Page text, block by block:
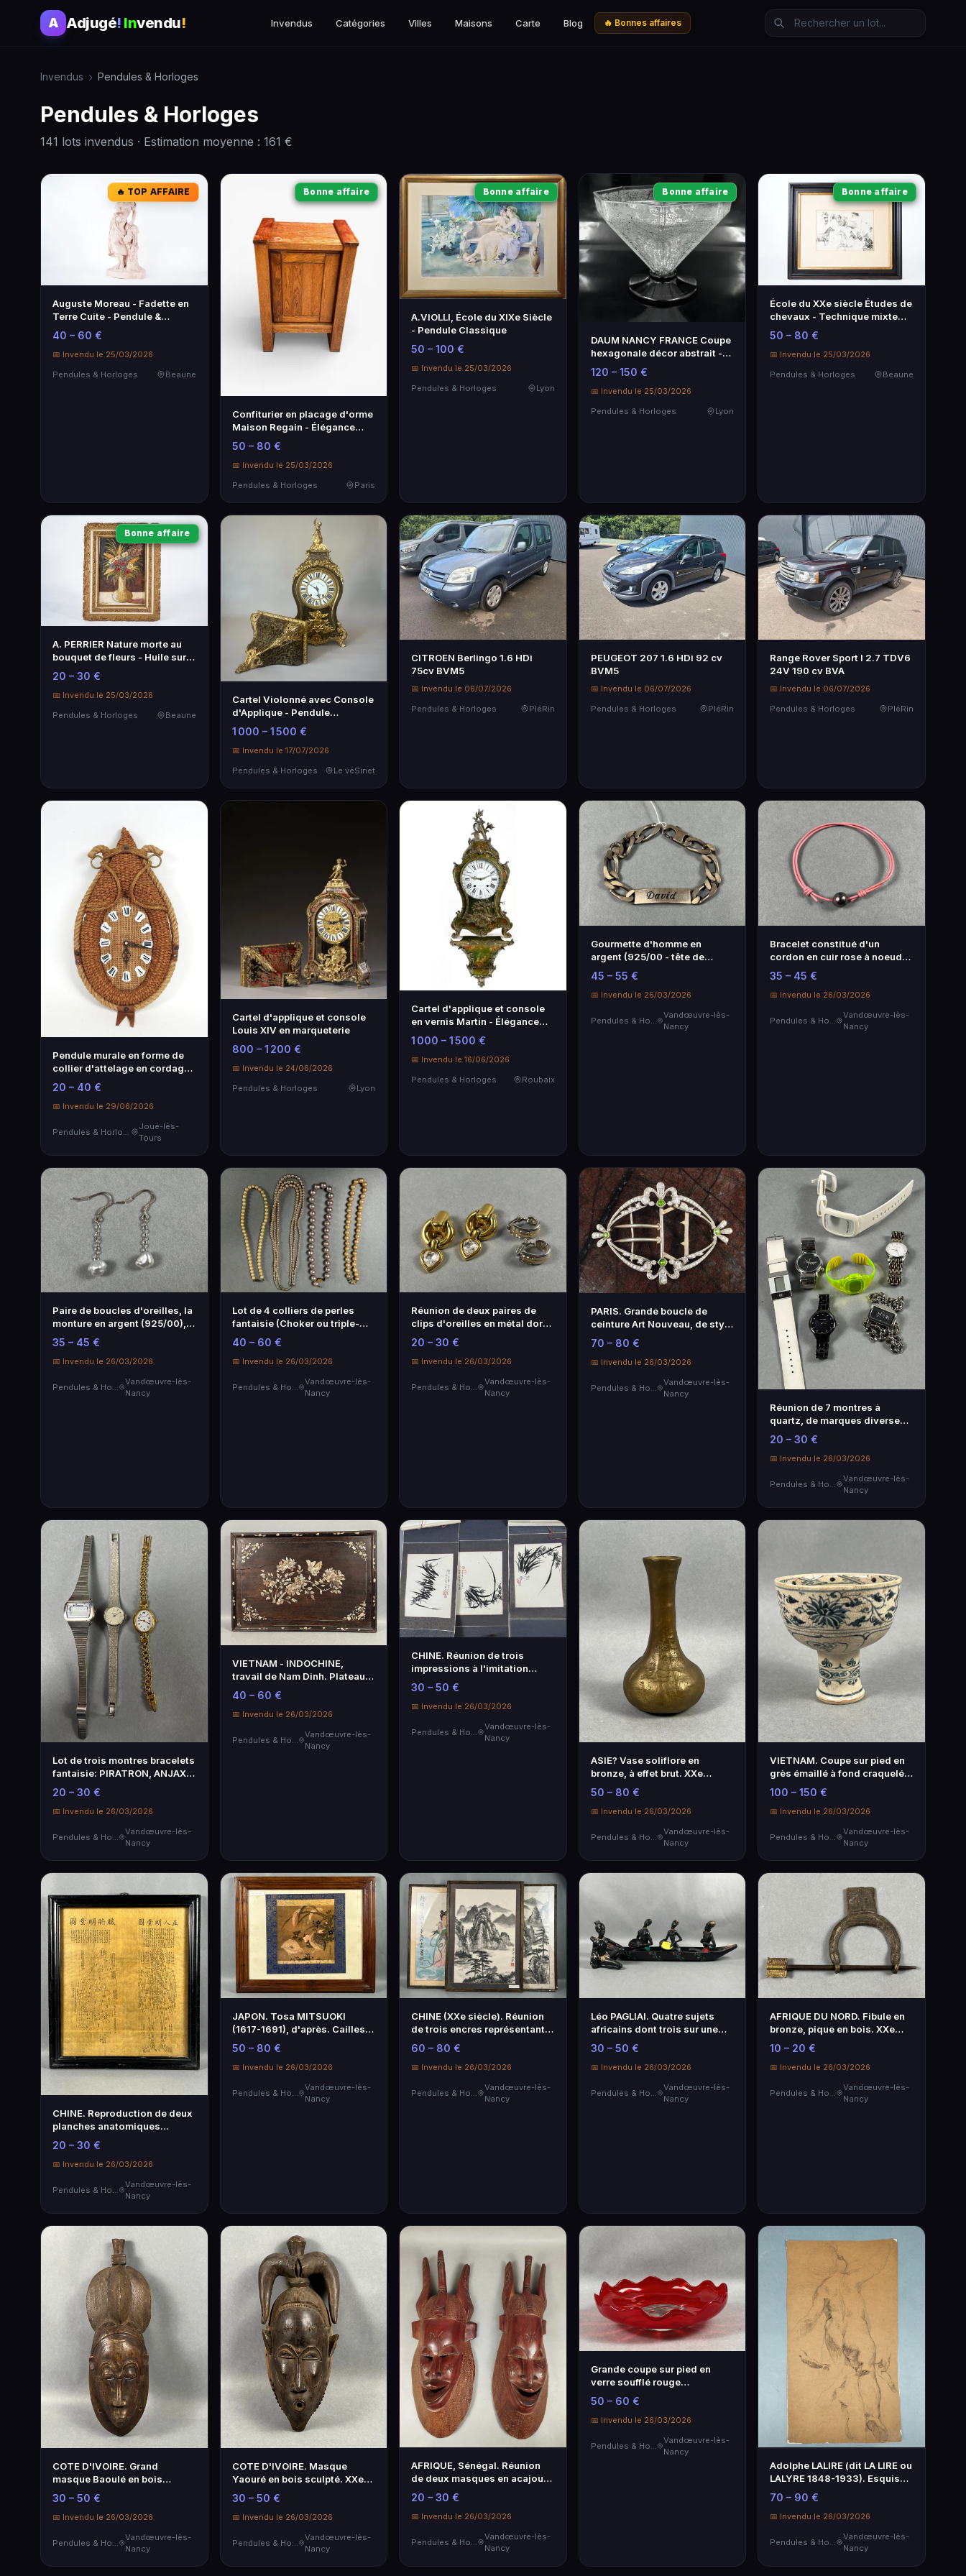
A Adjugé! Invendu! Invendus Catégories Villes Maisons Carte Blog 🔥 Bonnes affaires
Invendus Pendules & Horloges
Pendules & Horloges
141 lots invendus · Estimation moyenne : 161 €
🔥 TOP AFFAIRE
Auguste Moreau - Fadette en
Terre Cuite - Pendule &
Horloge
40 – 60 €
📅 Invendu le 25/03/2026
Pendules & Horloges
Beaune
Bonne affaire
Confiturier en placage d'orme
Maison Regain - Élégance
intemporelle
50 – 80 €
📅 Invendu le 25/03/2026
Pendules & Horloges
Paris
Bonne affaire
A.VIOLLI, École du XIXe Siècle
- Pendule Classique
50 – 100 €
📅 Invendu le 25/03/2026
Pendules & Horloges
Lyon
Bonne affaire
DAUM NANCY FRANCE Coupe
hexagonale décor abstrait -
Art verrier
120 – 150 €
📅 Invendu le 25/03/2026
Pendules & Horloges
Lyon
Bonne affaire
École du XXe siècle Études de
chevaux - Technique mixte
signée
50 – 80 €
📅 Invendu le 25/03/2026
Pendules & Horloges
Beaune
Bonne affaire
A. PERRIER Nature morte au
bouquet de fleurs - Huile sur
toile XXe
20 – 30 €
📅 Invendu le 25/03/2026
Pendules & Horloges
Beaune
Cartel Violonné avec Console
d'Applique - Pendule
Ancienne
1 000 – 1 500 €
📅 Invendu le 17/07/2026
Pendules & Horloges
Le véSinet
CITROEN Berlingo 1.6 HDi
75cv BVM5
📅 Invendu le 06/07/2026
Pendules & Horloges
PléRin
PEUGEOT 207 1.6 HDi 92 cv
BVM5
📅 Invendu le 06/07/2026
Pendules & Horloges
PléRin
Range Rover Sport I 2.7 TDV6
24V 190 cv BVA
📅 Invendu le 06/07/2026
Pendules & Horloges
PléRin
Pendule murale en forme de
collier d'attelage en cordage,
anneaux de laiton et plastique
blanc. 50 x 25 cm.
20 – 40 €
📅 Invendu le 29/06/2026
Joué-lès-
Tours
Cartel d'applique et console
Louis XIV en marqueterie
800 – 1 200 €
📅 Invendu le 24/06/2026
Pendules & Horloges
Lyon
Cartel d'applique et console
en vernis Martin - Élégance
classique
1 000 – 1 500 €
📅 Invendu le 16/06/2026
Pendules & Horloges
Roubaix
Gourmette d'homme en
argent (925/00 - tête de
Minerve détourée), à mailles
figaro. Long. 23 cm. Poids :
49,3 g.
45 – 55 €
📅 Invendu le 26/03/2026
Pendules & Horloges
Vandœuvre-lès-
Nancy
Bracelet constitué d'un
cordon en cuir rose à noeuds
coulissants, retenant une
perle grise de Tahiti. D. perle:
8/9 mm.
35 – 45 €
📅 Invendu le 26/03/2026
Pendules & Horloges
Vandœuvre-lès-
Nancy
Paire de boucles d'oreilles, la
monture en argent (925/00),
retenant chacune une perle
grise dite "Keshi" de Tahitii....
35 – 45 €
📅 Invendu le 26/03/2026
Pendules & Horloges
Vandœuvre-lès-
Nancy
Lot de 4 colliers de perles
fantaisie (Choker ou triple-
rangs). Fermoirs usés ou
accidentés.
40 – 60 €
📅 Invendu le 26/03/2026
Pendules & Horloges
Vandœuvre-lès-
Nancy
Réunion de deux paires de
clips d'oreilles en métal doré
ou argenté. L'une signée
AGATHA Paris.
20 – 30 €
📅 Invendu le 26/03/2026
Pendules & Horloges
Vandœuvre-lès-
Nancy
PARIS. Grande boucle de
ceinture Art Nouveau, de style
guirlande, en argent doré
(800/00 - sanglier) ornée de
strass....
70 – 80 €
📅 Invendu le 26/03/2026
Pendules & Horloges
Vandœuvre-lès-
Nancy
Réunion de 7 montres à
quartz, de marques diverses
(Louis PION, SWATCH, NIKE,
TABOO-TABOO, Jean-Paul
GAULTIER), la pl...
20 – 30 €
📅 Invendu le 26/03/2026
Pendules & Horloges
Vandœuvre-lès-
Nancy
Lot de trois montres bracelets
fantaisie: PIRATRON, ANJAX
et FONTENAY.
20 – 30 €
📅 Invendu le 26/03/2026
Pendules & Horloges
Vandœuvre-lès-
Nancy
VIETNAM - INDOCHINE,
travail de Nam Dinh. Plateau à
décor de nacre incrustée de
fleurs et de papillon. Petits
manques...
40 – 60 €
📅 Invendu le 26/03/2026
Pendules & Horloges
Vandœuvre-lès-
Nancy
CHINE. Réunion de trois
impressions à l'imitation
d'encres sur papier,
contrecollées et montées en
rouleaux. XXe sièc...
30 – 50 €
📅 Invendu le 26/03/2026
Pendules & Horloges
Vandœuvre-lès-
Nancy
ASIE? Vase soliflore en
bronze, à effet brut. XXe
siècle. H. = 19,5 cm.
50 – 80 €
📅 Invendu le 26/03/2026
Pendules & Horloges
Vandœuvre-lès-
Nancy
VIETNAM. Coupe sur pied en
grès émaillé à fond craquelé,
garnie à l'intérieur d'une
tortue en relief découvrant
une f...
100 – 150 €
📅 Invendu le 26/03/2026
Pendules & Horloges
Vandœuvre-lès-
Nancy
CHINE. Reproduction de deux
planches anatomiques
anciennes pour l'acupuncture.
Dim. feuille: 58,8 x 49,9 cm.
20 – 30 €
📅 Invendu le 26/03/2026
Pendules & Horloges
Vandœuvre-lès-
Nancy
JAPON. Tosa MITSUOKI
(1617-1691), d'après. Cailles,
criquet et millet.
Reproduction encadrée. 40,5
x 40,5 cm. (à vue)...
50 – 80 €
📅 Invendu le 26/03/2026
Pendules & Horloges
Vandœuvre-lès-
Nancy
CHINE (XXe siècle). Réunion
de trois encres représentant
notamment la rivière Huai He,
les anciens chemins de
Huashan...
60 – 80 €
📅 Invendu le 26/03/2026
Pendules & Horloges
Vandœuvre-lès-
Nancy
Léo PAGLIAI. Quatre sujets
africains dont trois sur une
pirogue en plâtre patiné et
peint. Les personnages
agrémentés...
30 – 50 €
📅 Invendu le 26/03/2026
Pendules & Horloges
Vandœuvre-lès-
Nancy
AFRIQUE DU NORD. Fibule en
bronze, pique en bois. XXe
siècle. L. = 17 cm.
10 – 20 €
📅 Invendu le 26/03/2026
Pendules & Horloges
Vandœuvre-lès-
Nancy
COTE D'IVOIRE. Grand
masque Baoulé en bois
sculpté. XXe siècle. H. = 53
cm.
30 – 50 €
📅 Invendu le 26/03/2026
Vandœuvre-lès-
Nancy
COTE D'IVOIRE. Masque
Yaouré en bois sculpté. XXe
siècle. H. = 39 cm.
30 – 50 €
📅 Invendu le 26/03/2026
Vandœuvre-lès-
Nancy
AFRIQUE, Sénégal. Réunion
de deux masques en acajou.
Haut. 70 cm (environ) x 30
cm.
20 – 30 €
📅 Invendu le 26/03/2026
Vandœuvre-lès-
Nancy
Grande coupe sur pied en
verre soufflé rouge
coquelicot, la bordure
ondulée, l'ombilic central
renfermant deux pièces...
50 – 60 €
📅 Invendu le 26/03/2026
Vandœuvre-lès-
Nancy
Adolphe LALIRE (dit LA LIRE ou
LALYRE 1848-1933). Esquisse
d'un putto - enfant, nu de dos.
Crayon de deux couleurs su...
70 – 90 €
📅 Invendu le 26/03/2026
Vandœuvre-lès-
Nancy